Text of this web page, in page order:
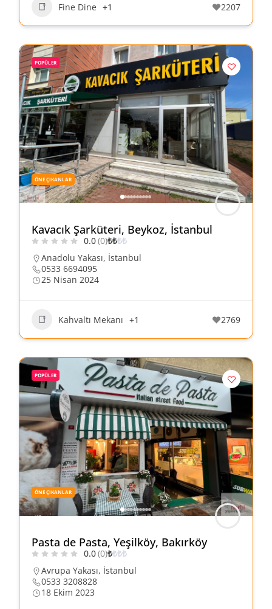
Fine Dine +1 2207
POPÜLER
ÖNE ÇIKANLAR
Kavacık Şarküteri, Beykoz, İstanbul
0.0(0)₺₺₺₺
Anadolu Yakası, İstanbul
0533 6694095
25 Nisan 2024
Kahvaltı Mekanı +1 2769
POPÜLER
ÖNE ÇIKANLAR
Pasta de Pasta, Yeşilköy, Bakırköy
0.0(0)₺₺₺₺
Avrupa Yakası, İstanbul
0533 3208828
18 Ekim 2023